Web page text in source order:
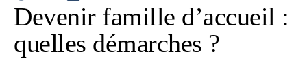
Devenir famille d’accueil :
quelles démarches ?